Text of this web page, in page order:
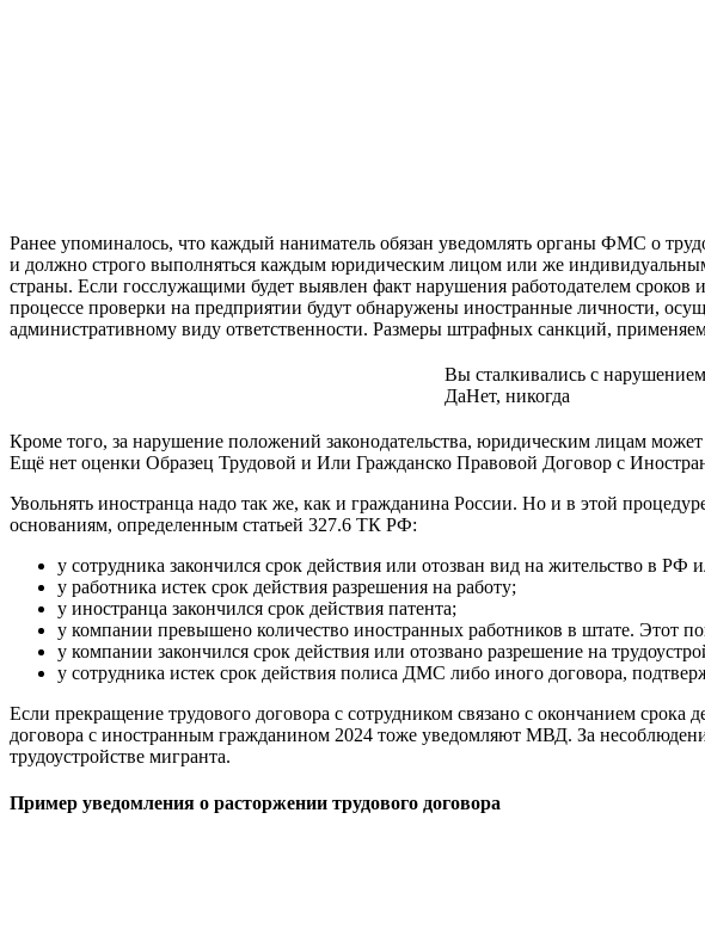
Ранее упоминалось, что каждый наниматель обязан уведомлять органы ФМС о
и должно строго выполняться каждым юридическим лицом или же
страны. Если госслужащими будет выявлен факт нарушения работодателем
процессе проверки на предприятии будут обнаружены иностранные личности,
административному виду ответственности. Размеры штрафных санкций,
Вы сталкивались с
ДаНет, никогда
Кроме того, за нарушение положений законодательства, юридическим лицам
Ещё нет оценки Образец Трудовой и Или Гражданско Правовой Договор с
Увольнять иностранца надо так же, как и гражданина России. Но и в этой
основаниям, определенным статьей 327.6 ТК РФ:
у сотрудника закончился срок действия или отозван вид на жительство в
у работника истек срок действия разрешения на работу;
у иностранца закончился срок действия патента;
у компании превышено количество иностранных работников в штате. Этот
у компании закончился срок действия или отозвано разрешение на
у сотрудника истек срок действия полиса ДМС либо иного договора,
Если прекращение трудового договора с сотрудником связано с окончанием срока
договора с иностранным гражданином 2024 тоже уведомляют МВД. За
трудоустройстве мигранта.
Пример уведомления о расторжении трудового договора